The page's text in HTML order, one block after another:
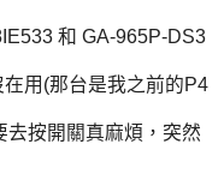
和 GA-965P-DS3
用(那台是我之前的P4
去按開關真麻煩，突然